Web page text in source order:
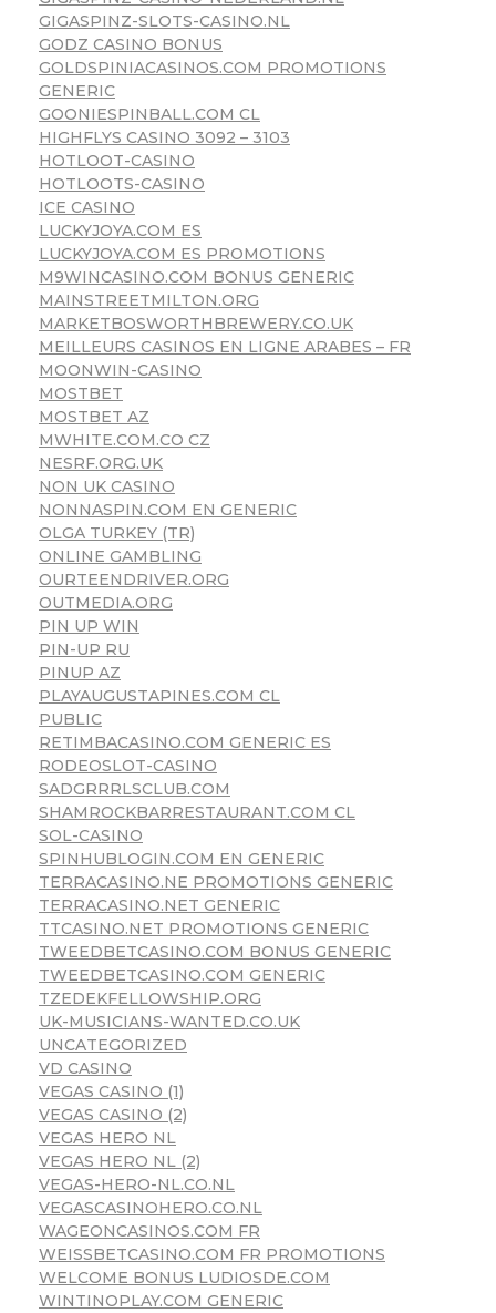
GIGASPINZ-SLOTS-CASINO.NL
GODZ CASINO BONUS
GOLDSPINIACASINOS.COM PROMOTIONS
GENERIC
GOONIESPINBALL.COM CL
HIGHFLYS CASINO 3092 – 3103
HOTLOOT-CASINO
HOTLOOTS-CASINO
ICE CASINO
LUCKYJOYA.COM ES
LUCKYJOYA.COM ES PROMOTIONS
M9WINCASINO.COM BONUS GENERIC
MAINSTREETMILTON.ORG
MARKETBOSWORTHBREWERY.CO.UK
MEILLEURS CASINOS EN LIGNE ARABES – FR
MOONWIN-CASINO
MOSTBET
MOSTBET AZ
MWHITE.COM.CO CZ
NESRF.ORG.UK
NON UK CASINO
NONNASPIN.COM EN GENERIC
OLGA TURKEY (TR)
ONLINE GAMBLING
OURTEENDRIVER.ORG
OUTMEDIA.ORG
PIN UP WIN
PIN-UP RU
PINUP AZ
PLAYAUGUSTAPINES.COM CL
PUBLIC
RETIMBACASINO.COM GENERIC ES
RODEOSLOT-CASINO
SADGRRRLSCLUB.COM
SHAMROCKBARRESTAURANT.COM CL
SOL-CASINO
SPINHUBLOGIN.COM EN GENERIC
TERRACASINO.NE PROMOTIONS GENERIC
TERRACASINO.NET GENERIC
TTCASINO.NET PROMOTIONS GENERIC
TWEEDBETCASINO.COM BONUS GENERIC
TWEEDBETCASINO.COM GENERIC
TZEDEKFELLOWSHIP.ORG
UK-MUSICIANS-WANTED.CO.UK
UNCATEGORIZED
VD CASINO
VEGAS CASINO (1)
VEGAS CASINO (2)
VEGAS HERO NL
VEGAS HERO NL (2)
VEGAS-HERO-NL.CO.NL
VEGASCASINOHERO.CO.NL
WAGEONCASINOS.COM FR
WEISSBETCASINO.COM FR PROMOTIONS
WELCOME BONUS LUDIOSDE.COM
WINTINOPLAY.COM GENERIC